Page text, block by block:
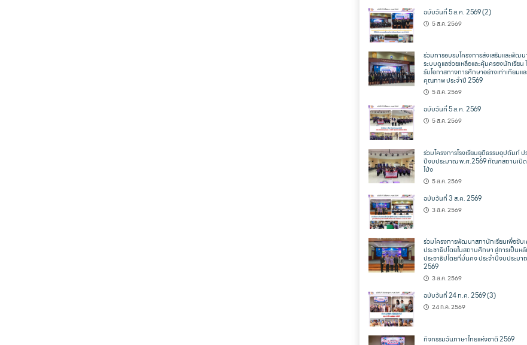
ฉบับวันที่ 5 ส.ค. 2569 (2)
5 ส.ค. 2569
ร่วมการอบรมโครงการส่งเสริมและพัฒน
ระบบดูแลช่วยเหลือและคุ้มครองนักเรียน
รับโอกาสทางการศึกษาอย่างเท่าเทียมแ
คุณภาพ ประจำปี 2569
5 ส.ค. 2569
ฉบับวันที่ 5 ส.ค. 2569
5 ส.ค. 2569
ร่วมโครงการโรงเรียนยุติธรรมอุปถัมภ์ ป
ปีงบประมาณ พ.ศ.2569 ทัณฑสถานเปิ
โป่ง
5 ส.ค. 2569
ฉบับวันที่ 3 ส.ค. 2569
3 ส.ค. 2569
ร่วมโครงการพัฒนาสภานักเรียนเพื่อขับ
ประชาธิปไตยในสถานศึกษา สู่การเป็นห
ประชาธิปไตยที่มั่นคง ประจำปีงบประม
2569
3 ส.ค. 2569
ฉบับวันที่ 24 ก.ค. 2569 (3)
24 ก.ค. 2569
กิจกรรมวันภาษาไทยแห่งชาติ 2569